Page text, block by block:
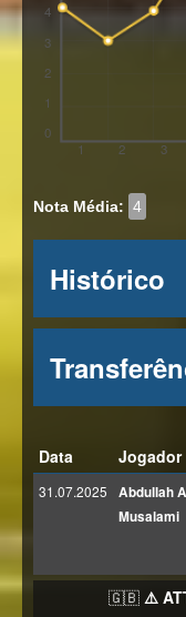
1 2 3
0
1
2
3
4
Nota Média: 4
Histórico
Data Jogador
31.07.2025
Abdullah
Musalami
🇬🇧 ⚠️